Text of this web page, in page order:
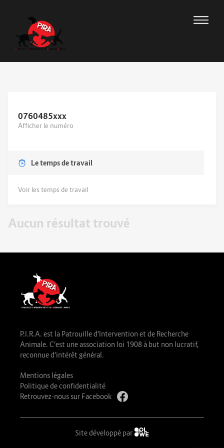
0760485xxx
Afficher le numéro
Le temps de travail
Voir les temps de travail
Aucun résultat trouvé
P.I.R.A. est la Patrouille d’Intervention et de Recherche
Animale. C’est une association loi 1908 à but non lucratif,
reconnue d’intérêt général.
Mentions légales
Politique de confidentialité
Retrouvez-nous sur Facebook
Site développé par